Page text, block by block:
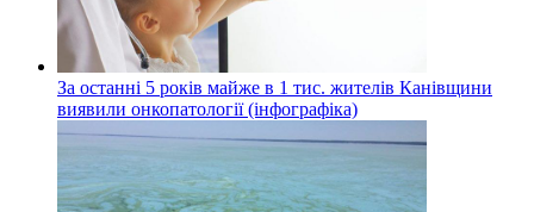
За останні 5 років майже в 1 тис. жителів Канівщини
виявили онкопатології (інфографіка)